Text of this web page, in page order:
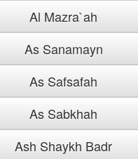
Al Mazra`ah
As Sanamayn
As Safsafah
As Sabkhah
Ash Shaykh Badr